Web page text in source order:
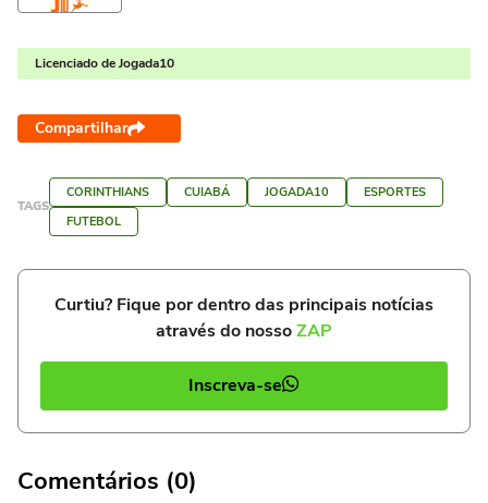
Licenciado de Jogada10
Compartilhar
TAGS
CORINTHIANS CUIABÁ JOGADA10
ESPORTES
FUTEBOL
Curtiu? Fique por dentro das principais notícias
através do nossoZAP
Inscreva-se
Comentários (0)